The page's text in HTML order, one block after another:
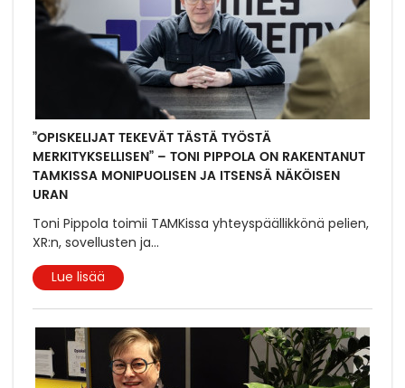
”OPISKELIJAT TEKEVÄT TÄSTÄ TYÖSTÄ
MERKITYKSELLISEN” – TONI PIPPOLA ON RAKENTANUT
TAMKISSA MONIPUOLISEN JA ITSENSÄ NÄKÖISEN
URAN
Toni Pippola toimii TAMKissa yhteyspäällikkönä pelien,
XR:n, sovellusten ja...
Lue lisää